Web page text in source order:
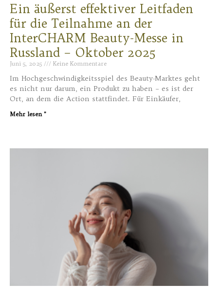
Ein äußerst effektiver Leitfaden
für die Teilnahme an der
InterCHARM Beauty-Messe in
Russland – Oktober 2025
Juni 5, 2025 Keine Kommentare
Im Hochgeschwindigkeitsspiel des Beauty-Marktes geht
es nicht nur darum, ein Produkt zu haben – es ist der
Ort, an dem die Action stattfindet. Für Einkäufer,
Mehr lesen "